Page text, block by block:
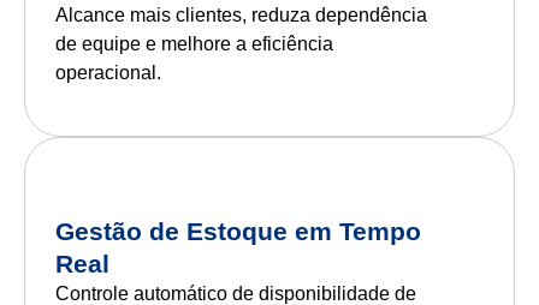
Alcance mais clientes, reduza dependência
de equipe e melhore a eficiência
operacional.
Gestão de Estoque em Tempo
Real
Controle automático de disponibilidade de